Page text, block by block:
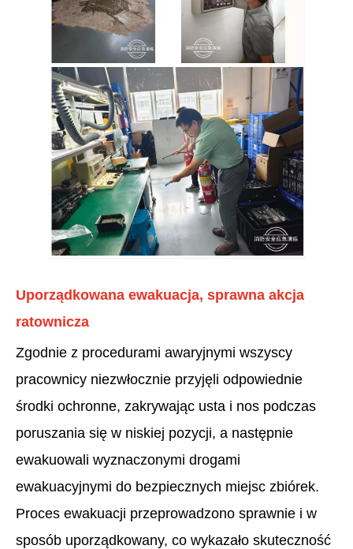
Uporządkowana ewakuacja, sprawna akcja
ratownicza
Zgodnie z procedurami awaryjnymi wszyscy
pracownicy niezwłocznie przyjęli odpowiednie
środki ochronne, zakrywając usta i nos podczas
poruszania się w niskiej pozycji, a następnie
ewakuowali wyznaczonymi drogami
ewakuacyjnymi do bezpiecznych miejsc zbiórek.
Proces ewakuacji przeprowadzono sprawnie i w
sposób uporządkowany, co wykazało skuteczność